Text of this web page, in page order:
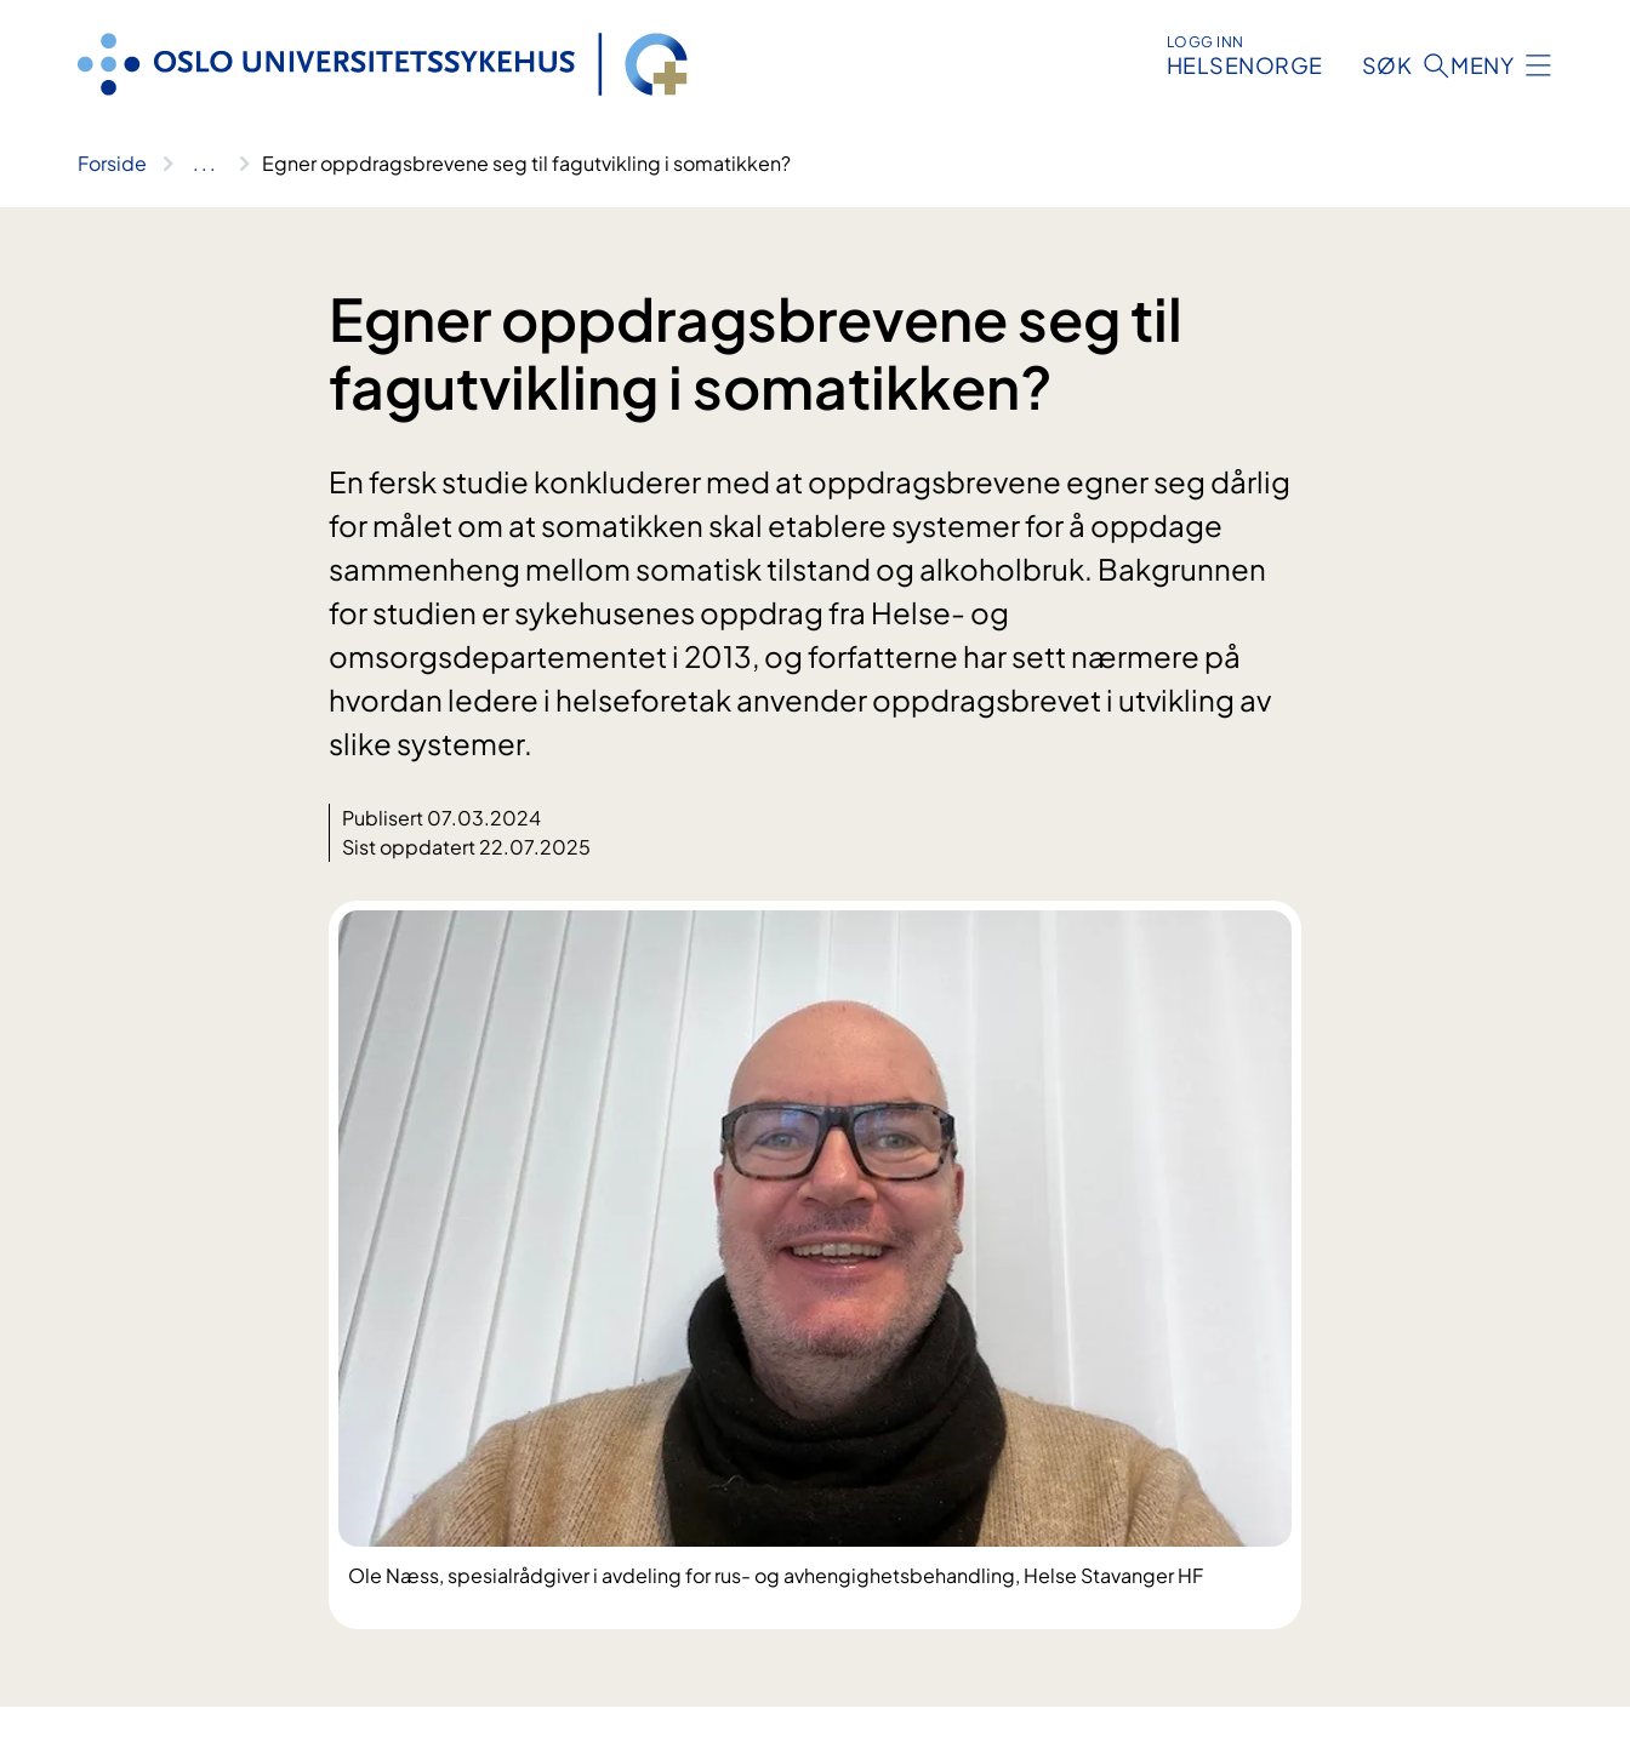
LOGG INN
HELSENORGE SØK MENY
Forside .. . Egner oppdragsbrevene seg til fagutvikling i somatikken?
Egner oppdragsbrevene seg til
fagutvikling i somatikken?
En fersk studie konkluderer med at oppdragsbrevene egner seg dårlig
for målet om at somatikken skal etablere systemer for å oppdage
sammenheng mellom somatisk tilstand og alkoholbruk. Bakgrunnen
for studien er sykehusenes oppdrag fra Helse- og
omsorgsdepartementet i 2013, og forfatterne har sett nærmere på
hvordan ledere i helseforetak anvender oppdragsbrevet i utvikling av
slike systemer.
Publisert 07.03.2024
Sist oppdatert 22.07.2025
Ole Næss, spesialrådgiver i avdeling for rus- og avhengighetsbehandling, Helse Stavanger HF